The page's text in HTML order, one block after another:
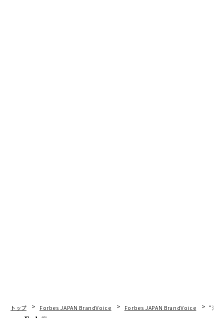
トップ Forbes JAPAN BrandVoice Forbes JAPAN BrandVoice “泊